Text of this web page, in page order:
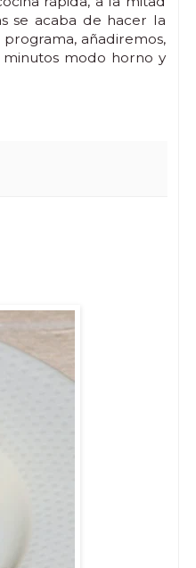
se acaba de hacer la
añadiremos,
minutos modo horno y